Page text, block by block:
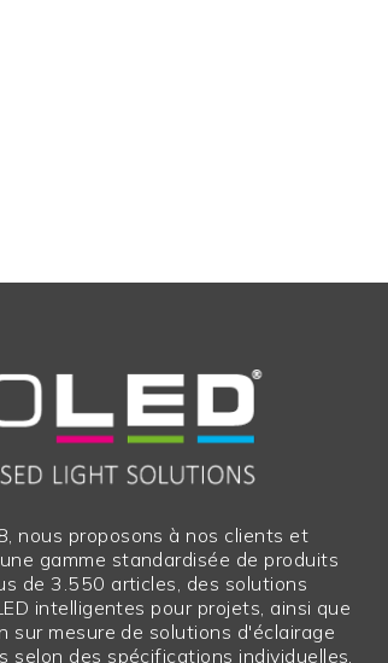
nous proposons à nos clients et
gamme standardisée de produits
de 3.550 articles, des solutions
intelligentes pour projets, ainsi que
sur mesure de solutions d'éclairage
selon des spécifications individuelles.